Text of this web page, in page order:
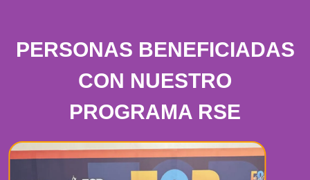
PERSONAS BENEFICIADAS
CON NUESTRO
PROGRAMA RSE